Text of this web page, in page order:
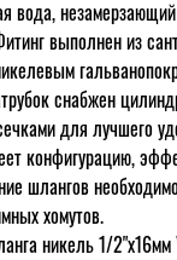
вода,
выполнен из
снабжен
для лучшего
конфигурацию,
шлангов
хомутов.
никель 1/2"х16мм